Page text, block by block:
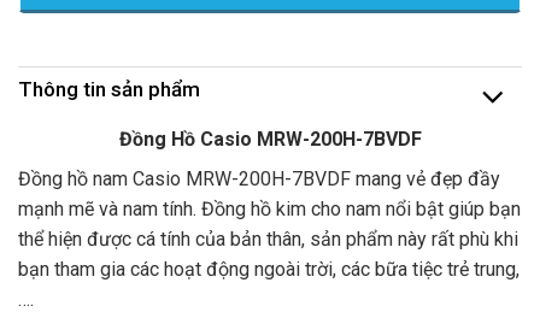
Thông tin sản phẩm
Đồng Hồ Casio MRW-200H-7BVDF
Đồng hồ nam Casio MRW-200H-7BVDF mang vẻ đẹp đầy
mạnh mẽ và nam tính. Đồng hồ kim cho nam nổi bật giúp bạn
thể hiện được cá tính của bản thân, sản phẩm này rất phù khi
bạn tham gia các hoạt động ngoài trời, các bữa tiệc trẻ trung,
….